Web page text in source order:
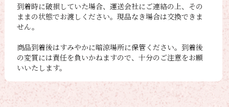
到着時に破損していた場合、運送会社にご連絡の上、その
ままの状態でお渡しください。現品なき場合は交換できま
せん。
商品到着後はすみやかに暗涼場所に保管ください。到着後
の変質には責任を負いかねますので、十分のご注意をお願
いいたします。